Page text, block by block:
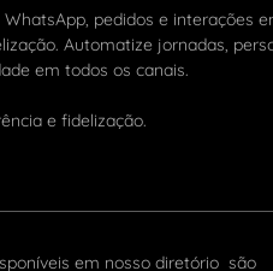
WhatsApp, pedidos e interações
Automatize jornadas,
em todos os canais.
e fidelização.
em nosso diretório são